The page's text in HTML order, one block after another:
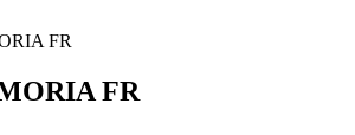
FR
FR